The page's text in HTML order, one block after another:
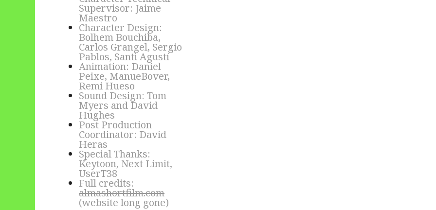
Supervisor: Jaime
Maestro
Character Design:
Bolhem Bouchiba,
Carlos Grangel, Sergio
Pablos, Santi Agustí
Animation: Daniel
Peixe, ManueBover,
Remi Hueso
Sound Design: Tom
Myers and David
Hughes
Post Production
Coordinator: David
Heras
Special Thanks:
Keytoon, Next Limit,
UserT38
Full credits:
almashortfilm.com
(website long gone)